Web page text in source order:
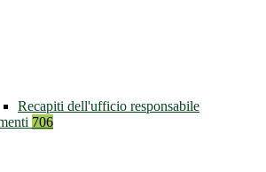
Recapiti dell'ufficio responsabile
706